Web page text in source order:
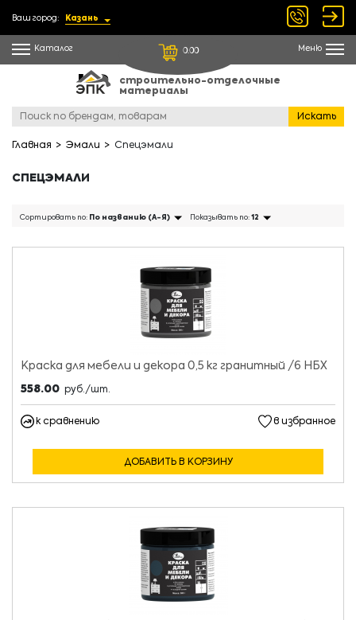
Ваш город: Казань
Каталог 0.00 Меню
строительно-отделочные
материалы
Искать
Главная Эмали Спецэмали
СПЕЦЭМАЛИ
Сортировать по: По названию (А-Я) Показывать по: 12
Краска для мебели и декора 0,5 кг гранитный /6 НБХ
558.00 руб./шт.
к сравнению в избранное
ДОБАВИТЬ В КОРЗИНУ